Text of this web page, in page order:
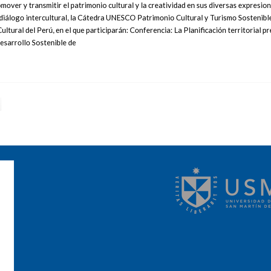
y transmitir el patrimonio cultural y la creatividad en sus diversas
intercultural, la Cátedra UNESCO Patrimonio Cultural y Turismo
del Perú, en el que participarán: Conferencia: La Planificación territorial
Sostenible de